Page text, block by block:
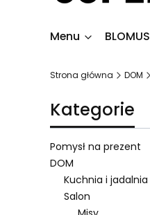
Menu BLOMUS
Strona główna DOM
Kategorie
Pomysł na prezent
DOM
Kuchnia i jadalnia
Salon